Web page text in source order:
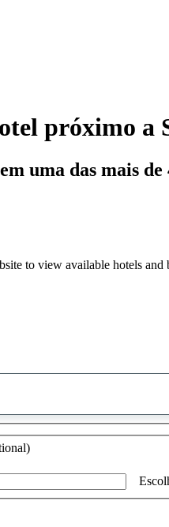
próximo
uma das mais
to view available hotels and